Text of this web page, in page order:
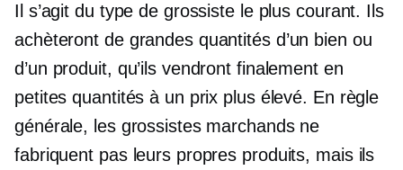
Il s’agit du type de grossiste le plus courant. Ils
achèteront de grandes quantités d’un bien ou
d’un produit, qu’ils vendront finalement en
petites quantités à un prix plus élevé. En règle
générale, les grossistes marchands ne
fabriquent pas leurs propres produits, mais ils